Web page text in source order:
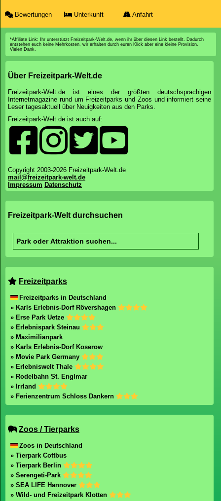
Bewertungen Unterkunft Anfahrt
*Affiliate Link: Ihr unterstützt Freizeitpark-Welt.de, wenn ihr über diesen Link bestellt. Dadurch
entstehen euch keine Mehrkosten, wir erhalten durch euren Klick aber eine kleine Provision.
Vielen Dank.
Über Freizeitpark-Welt.de
Freizeitpark-Welt.de ist eines der größten deutschsprachigen
Internetmagazine rund um Freizeitparks und Zoos und informiert seine
Leser tagesaktuell über Neuigkeiten aus den Parks.
Freizeitpark-Welt.de ist auch auf:
Copyright 2003-2026 Freizeitpark-Welt.de
mail@freizeitpark-welt.de
Impressum Datenschutz
Freizeitpark-Welt durchsuchen
Freizeitparks
Freizeitparks in Deutschland
» Karls Erlebnis-Dorf Rövershagen
» Erse Park Uetze
» Erlebnispark Steinau
» Maximilianpark
» Karls Erlebnis-Dorf Koserow
» Movie Park Germany
» Erlebniswelt Thale
» Rodelbahn St. Englmar
» Irrland
» Ferienzentrum Schloss Dankern
Zoos / Tierparks
Zoos in Deutschland
» Tierpark Cottbus
» Tierpark Berlin
» Serengeti-Park
» SEA LIFE Hannover
» Wild- und Freizeitpark Klotten